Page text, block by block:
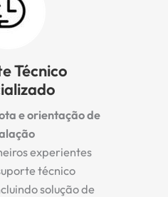
Técnico
e orientação de
experientes
técnico
solução de